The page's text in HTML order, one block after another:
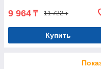
9 964 ₸ 11 722 ₸
Купить